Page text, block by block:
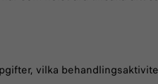
vilka